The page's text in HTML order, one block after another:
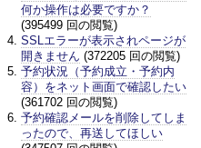
何か操作は必要ですか？
(395499 回の閲覧)
SSLエラーが表示されページが
開きません (372205 回の閲覧)
予約状況（予約成立・予約内
容）をネット画面で確認したい
(361702 回の閲覧)
予約確認メールを削除してしま
ったので、再送してほしい